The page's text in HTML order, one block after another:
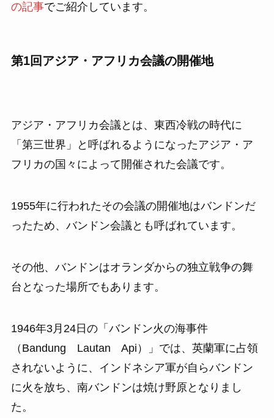
の記事でご紹介しています。
第1回アジア・アフリカ会議の開催地
アジア・アフリカ会議とは、東西冷戦の時代に
「第三世界」と呼ばれるようになったアジア・ア
フリカの国々によって開催された会議です。
1955年に行われたその会議の開催地はバンドンだ
ったため、バンドン会議とも呼ばれています。
その他、バンドンはオランダからの独立戦争の舞
台となった場所でもあります。
1946年3月24日の「バンドン火の海事件
（Bandung Lautan Api）」では、英蘭軍に占領
されないように、インドネシア軍が自らバンドン
に火を放ち、南バンドンは焼け野原となりまし
た。